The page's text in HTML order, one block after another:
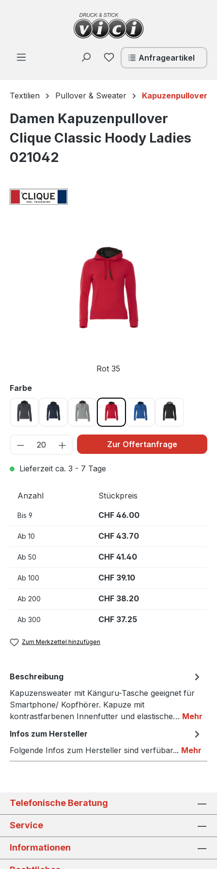
Zum Hauptinhalt springen
Du hast 0 Produkte auf
Anfrageartikel
Textilien Pullover & Sweater Kapuzenpullover
Damen Kapuzenpullover
Clique Classic Hoody Ladies
021042
Rot 35
Farbeauswählen
Anthrazit meliert 955
Dark navy 580Graumeliert 95
Rot 35 Royal Blau 55Schwarz 99
Zur Offertanfrage
Lieferzeit ca. 3 - 7 Tage
Anzahl Stückpreis
Bis 9 CHF 46.00
Ab 10 CHF 43.70
Ab 50 CHF 41.40
Ab 100 CHF 39.10
Ab 200 CHF 38.20
Ab 300 CHF 37.25
Zum Merkzettel hinzufügen
Beschreibung
Kapuzensweater mit Känguru-Tasche geeignet für
Smartphone/ Kopfhörer. Kapuze mit
kontrastfarbenen Innenfutter und elastische… Mehr
Infos zum Hersteller
Folgende Infos zum Hersteller sind verfübar... Mehr
Telefonische Beratung
Service
Informationen